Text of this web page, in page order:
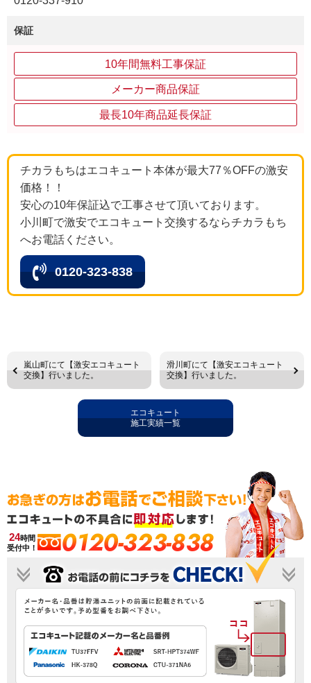
保証
10年間無料工事保証
メーカー商品保証
最長10年商品延長保証
チカラもちはエコキュート本体が最大77％OFFの激安
価格！！
安心の10年保証込で工事させて頂いております。
小川町で激安でエコキュート交換するならチカラもち
へお電話ください。
0120-323-838
嵐山町にて【激安エコキュート
交換】行いました。
滑川町にて【激安エコキュート
交換】行いました。
エコキュート
施工実績一覧
24時間
受付中！
0120-323-838